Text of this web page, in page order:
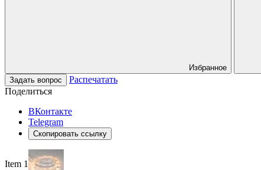
Избранное
Задать вопрос
Распечатать
Поделиться
ВКонтакте
Telegram
Скопировать ссылку
Item 1 of 3